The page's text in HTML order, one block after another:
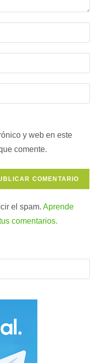
y web en este
comente.
el spam.Aprende
comentarios.